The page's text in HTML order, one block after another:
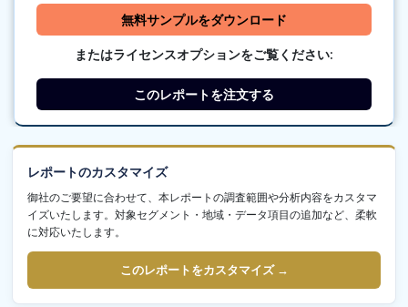
無料サンプルをダウンロード
またはライセンスオプションをご覧ください:
このレポートを注文する
レポートのカスタマイズ
御社のご要望に合わせて、本レポートの調査範囲や分析内容をカスタマ
イズいたします。対象セグメント・地域・データ項目の追加など、柔軟
に対応いたします。
このレポートをカスタマイズ →